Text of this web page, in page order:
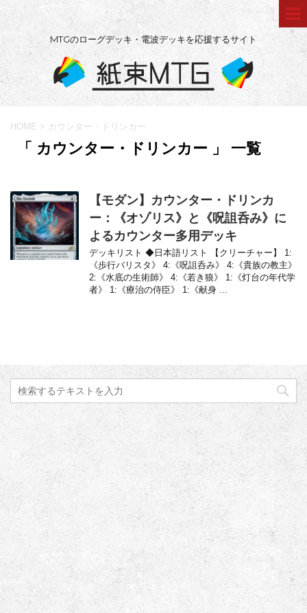
MTGのローグデッキ・電波デッキを応援するサイト
HOME > カウンター・ドリンカー
「 カウンター・ドリンカー 」 一覧
【モダン】カウンター・ドリンカ
ー：《オゾリス》と《呪詛呑み》に
よるカウンター多用デッキ
デッキリスト ◆日本語リスト 【クリーチャー】 1:
《歩行バリスタ》 4:《呪詛呑み》 4:《貴族の教主》
2:《水底の生術師》 4:《若き狼》 1:《灯台の年代学
者》 1:《療治の侍臣》 1:《献身 ...